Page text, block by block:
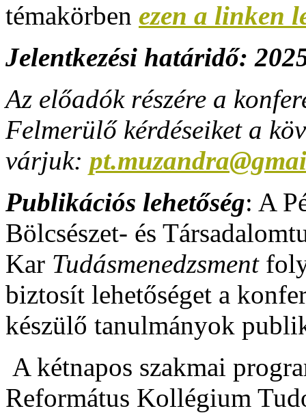
témakörben ezen a linken
Jelentkezési határidő:
Az előadók részére a
Felmerülő kérdéseiket a
várjuk:
Publikációs lehetőség: A
Bölcsészet- és
Kar Tudásmenedzsment
biztosít lehetőséget a
készülő tanulmányok
A kétnapos szakmai
Református Kollégium